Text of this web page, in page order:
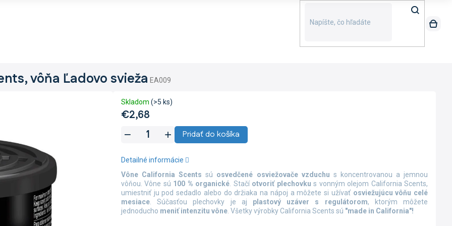
vôňa Ľadovo svieža EA009
€2,68
Jednotková
Skladom (>5 ks)
Pridať do košíka
Vône California Scents sú osvedčené osviežovače vzduchu s koncentrovanou a jemnou
vôňou. Vône sú 100 % organické . Stačí otvoriť plechovkus vonným olejom California Scents,
umiestniť ju pod sedadlo alebo do držiaka na nápoj a môžete si užívať osviežujúcu vôňu celé
mesiace . Súčasťou plechovky je aj plastový uzáver s regulátorom, ktorým môžete
jednoducho meniť intenzitu vône . Všetky výrobky California Scents sú "made in California"!
Detailné informácie